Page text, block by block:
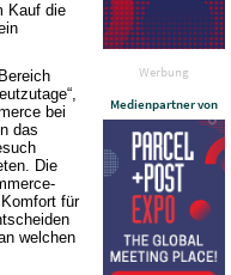
Werbung
Medienpartner von
Kauf die
bei
das
Die
für
welchen